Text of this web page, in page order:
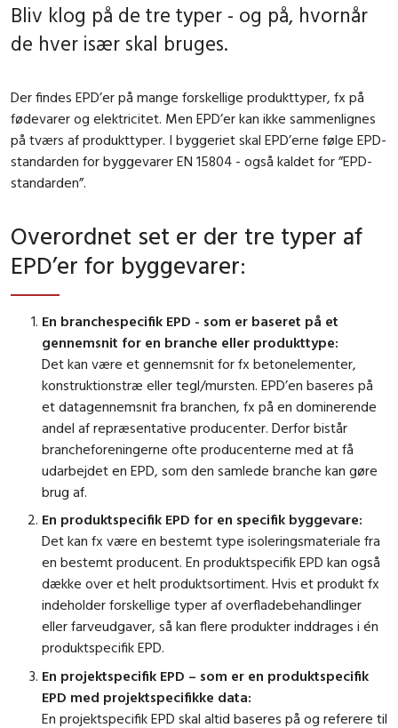
Bliv klog på de tre typer - og på, hvornår
de hver især skal bruges.
Der findes EPD’er på mange forskellige produkttyper, fx på
fødevarer og elektricitet. Men EPD’er kan ikke sammenlignes
på tværs af produkttyper. I byggeriet skal EPD’erne følge EPD-
standarden for byggevarer EN 15804 - også kaldet for ”EPD-
standarden”.
Overordnet set er der tre typer af
EPD’er for byggevarer:
En branchespecifik EPD - som er baseret på et
gennemsnit for en branche eller produkttype:
Det kan være et gennemsnit for fx betonelementer,
konstruktionstræ eller tegl/mursten. EPD’en baseres på
et datagennemsnit fra branchen, fx på en dominerende
andel af repræsentative producenter. Derfor bistår
brancheforeningerne ofte producenterne med at få
udarbejdet en EPD, som den samlede branche kan gøre
brug af.
En produktspecifik EPD for en specifik byggevare:
Det kan fx være en bestemt type isoleringsmateriale fra
en bestemt producent. En produktspecifik EPD kan også
dække over et helt produktsortiment. Hvis et produkt fx
indeholder forskellige typer af overfladebehandlinger
eller farveudgaver, så kan flere produkter inddrages i én
produktspecifik EPD.
En projektspecifik EPD – som er en produktspecifik
EPD med projektspecifikke data:
En projektspecifik EPD skal altid baseres på og referere til